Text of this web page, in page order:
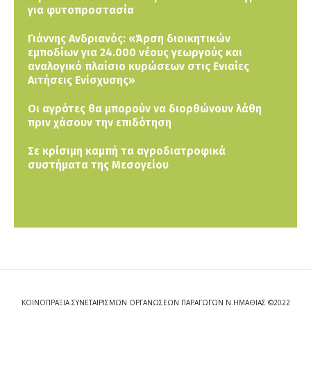
για φυτοπροστασία
Γιάννης Ανδριανός: «Άρση διοικητικών
εμποδίων για 24.000 νέους γεωργούς και
αναλογικό πλαίσιο κυρώσεων στις Ενιαίες
Αιτήσεις Ενίσχυσης»
Οι αγρότες θα μπορούν να διορθώνουν λάθη
πριν χάσουν την επιδότηση
Σε κρίσιμη καμπή τα αγροδιατροφικά
συστήματα της Μεσογείου
ΚΟΙΝΟΠΡΑΞΙΑ ΣΥΝΕΤΑΙΡΙΣΜΩΝ ΟΡΓΑΝΩΣΕΩΝ ΠΑΡΑΓΩΓΩΝ Ν.ΗΜΑΘΙΑΣ ©2022